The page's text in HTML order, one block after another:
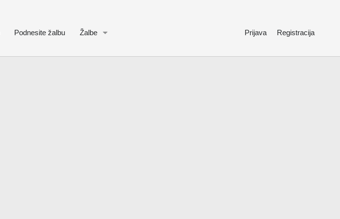
Podnesite žalbu Žalbe Prijava Registracija